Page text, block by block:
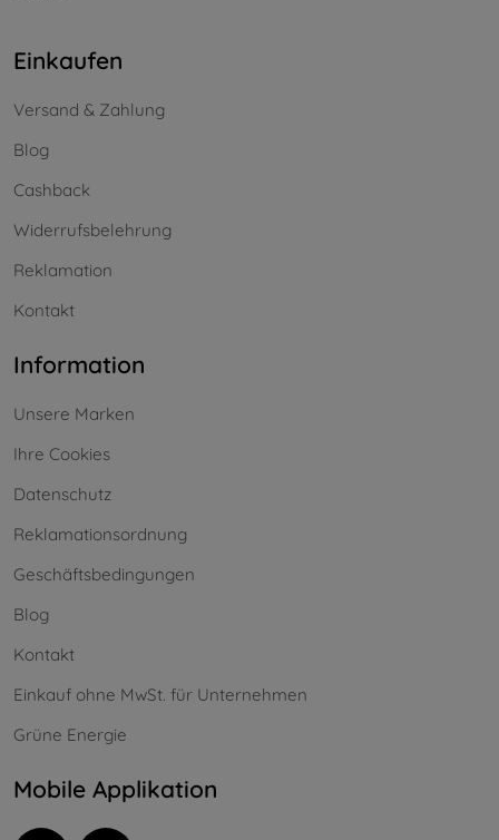
Einkaufen
Versand & Zahlung
Blog
Cashback
Widerrufsbelehrung
Reklamation
Kontakt
Information
Unsere Marken
Ihre Cookies
Datenschutz
Reklamationsordnung
Geschäftsbedingungen
Blog
Kontakt
Einkauf ohne MwSt. für Unternehmen
Grüne Energie
Mobile Applikation